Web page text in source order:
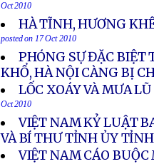
Oct 2010
HÀ TĨNH, HƯƠNG
posted on 17 Oct 2010
PHÓNG SỰ ĐẶC BIỆT
KHỔ, HÀ NỘI CÀNG BỊ
LỐC XOÁY VÀ MƯA
Oct 2010
VIỆT NAM KỶ LUẬT
VÀ BÍ THƯ TỈNH ỦY
VIỆT NAM CÁO